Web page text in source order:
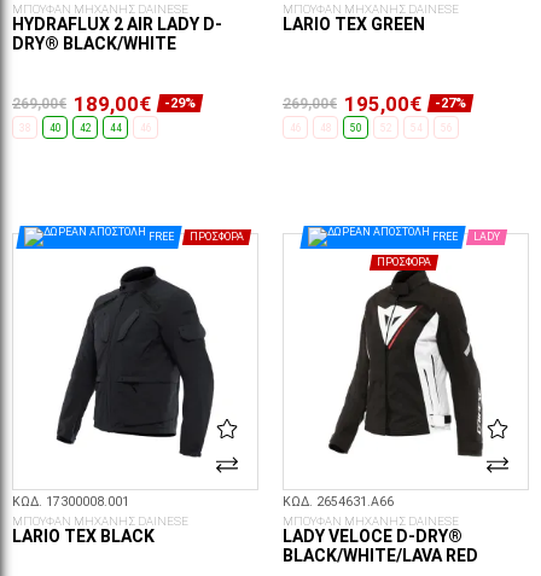
ΜΠΟΥΦΑΝ ΜΗΧΑΝΗΣ DAINESE
HYDRAFLUX 2 AIR LADY D-
DRY® BLACK/WHITE
269,00€ 189,00€ -29%
38 40 42 44 46
ΜΠΟΥΦΑΝ ΜΗΧΑΝΗΣ DAINESE
LARIO TEX GREEN
269,00€ 195,00€ -27%
46 48 50 52 54 56
FREE ΠΡΟΣΦΟΡΆ
ΚΩΔ. 17300008.001
ΜΠΟΥΦΑΝ ΜΗΧΑΝΗΣ DAINESE
LARIO TEX BLACK
FREE LADY
ΠΡΟΣΦΟΡΆ
ΚΩΔ. 2654631.A66
ΜΠΟΥΦΑΝ ΜΗΧΑΝΗΣ DAINESE
LADY VELOCE D-DRY®
BLACK/WHITE/LAVA RED